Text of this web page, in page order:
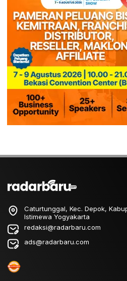
Caturtunggal, Kec. Depok,
Istimewa Yogyakarta
redaksi@radarbaru.com
ads@radarbaru.com